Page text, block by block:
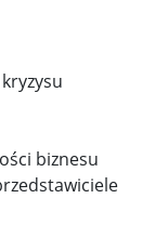
biznesu